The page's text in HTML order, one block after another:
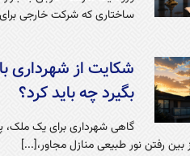
ساختاری که شرکت خارجی
شکایت از شهرداری
بگیرد چه باید کرد؟
گاهی شهرداری برای یک ملک،
بین رفتن نور طبیعی منازل مجاور،[...]